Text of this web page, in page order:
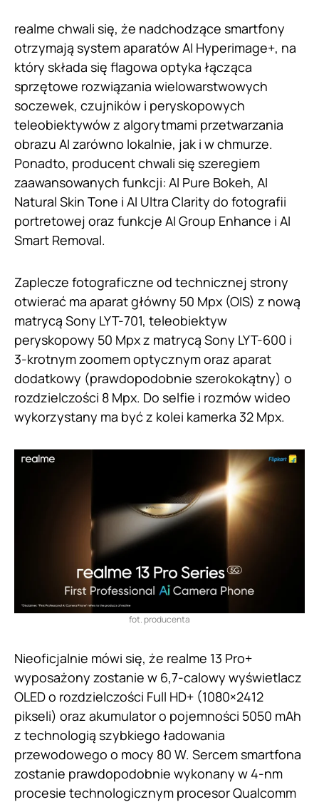
realme chwali się, że nadchodzące smartfony
otrzymają system aparatów AI Hyperimage+, na
który składa się flagowa optyka łącząca
sprzętowe rozwiązania wielowarstwowych
soczewek, czujników i peryskopowych
teleobiektywów z algorytmami przetwarzania
obrazu AI zarówno lokalnie, jak i w chmurze.
Ponadto, producent chwali się szeregiem
zaawansowanych funkcji: AI Pure Bokeh, AI
Natural Skin Tone i AI Ultra Clarity do fotografii
portretowej oraz funkcje AI Group Enhance i AI
Smart Removal.
Zaplecze fotograficzne od technicznej strony
otwierać ma aparat główny 50 Mpx (OIS) z nową
matrycą Sony LYT-701, teleobiektyw
peryskopowy 50 Mpx z matrycą Sony LYT-600 i
3-krotnym zoomem optycznym oraz aparat
dodatkowy (prawdopodobnie szerokokątny) o
rozdzielczości 8 Mpx. Do selfie i rozmów wideo
wykorzystany ma być z kolei kamerka 32 Mpx.
fot. producenta
Nieoficjalnie mówi się, że realme 13 Pro+
wyposażony zostanie w 6,7-calowy wyświetlacz
OLED o rozdzielczości Full HD+ (1080×2412
pikseli) oraz akumulator o pojemności 5050 mAh
z technologią szybkiego ładowania
przewodowego o mocy 80 W. Sercem smartfona
zostanie prawdopodobnie wykonany w 4-nm
procesie technologicznym procesor Qualcomm